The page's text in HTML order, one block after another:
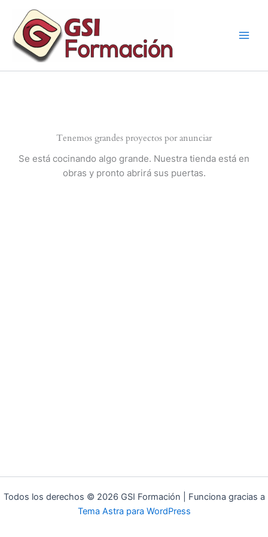
contenido
Tenemos grandes proyectos por anunciar
Se está cocinando algo grande. Nuestra tienda está en
obras y pronto abrirá sus puertas.
Todos los derechos © 2026 GSI Formación | Funciona gracias a
Tema Astra para WordPress